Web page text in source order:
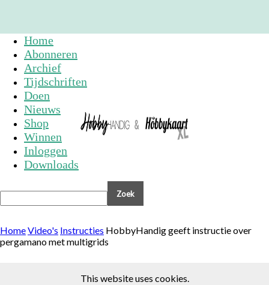
Home
Abonneren
Archief
Tijdschriften
Doen
Nieuws
Shop
Winnen
Inloggen
Downloads
HomeVideo's Instructies HobbyHandig geeft instructie over
pergamano met multigrids
This website uses cookies.